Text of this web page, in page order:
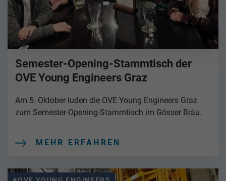
Semester-Opening-Stammtisch der
OVE Young Engineers Graz
Am 5. Oktober luden die OVE Young Engineers Graz
zum Semester-Opening-Stammtisch im Gösser Bräu.
MEHR ERFAHREN